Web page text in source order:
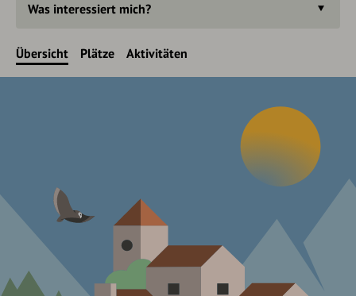
Was interessiert mich?
Übersicht Plätze Aktivitäten